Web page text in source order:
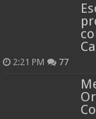
2:21 PM 77